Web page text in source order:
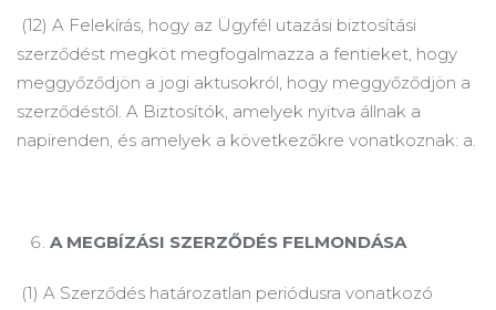
(12) A Felekírás, hogy az Ügyfél utazási biztosítási
szerződést megköt megfogalmazza a fentieket, hogy
meggyőződjön a jogi aktusokról, hogy meggyőződjön a
szerződéstől. A Biztosítók, amelyek nyitva állnak a
napirenden, és amelyek a következőkre vonatkoznak: a.
A MEGBÍZÁSI SZERZŐDÉS FELMONDÁSA
(1) A Szerződés határozatlan periódusra vonatkozó